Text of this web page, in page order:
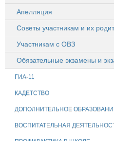
Апелляция
Советы участникам и их
Участникам с ОВЗ
Обязательные экзамены и
ГИА-11
КАДЕТСТВО
ДОПОЛНИТЕЛЬНОЕ
ВОСПИТАТЕЛЬНАЯ